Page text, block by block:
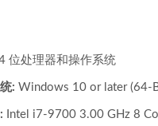
位处理器和操作系统
: Windows 10 or later (64-
Intel i7-9700 3.00 GHz 8